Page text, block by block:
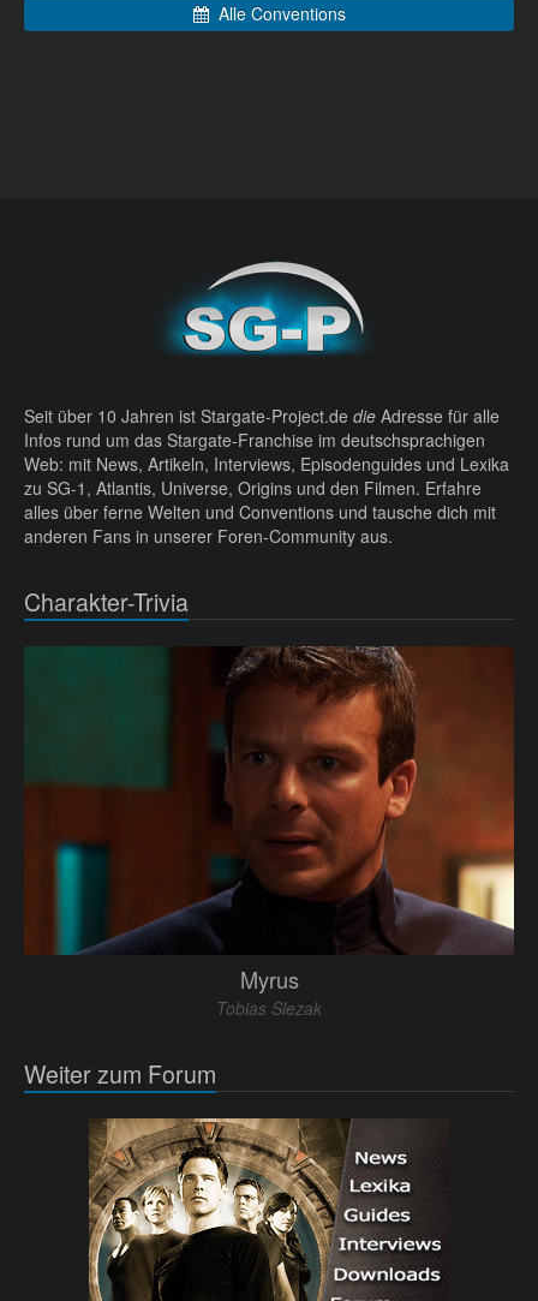
Alle Conventions
Seit über 10 Jahren ist Stargate-Project.de die Adresse für alle
Infos rund um das Stargate-Franchise im deutschsprachigen
Web: mit News, Artikeln, Interviews, Episodenguides und Lexika
zu SG-1, Atlantis, Universe, Origins und den Filmen. Erfahre
alles über ferne Welten und Conventions und tausche dich mit
anderen Fans in unserer Foren-Community aus.
Charakter-Trivia
Myrus
Tobias Slezak
Weiter zum Forum